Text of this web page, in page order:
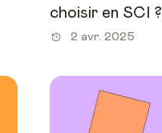
choisir en SCI ?
2 avr. 2025